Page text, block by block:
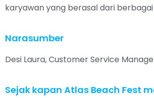
karyawan yang berasal dari
Narasumber
Desi Laura, Customer Service
Sejak kapan Atlas Beach Fest